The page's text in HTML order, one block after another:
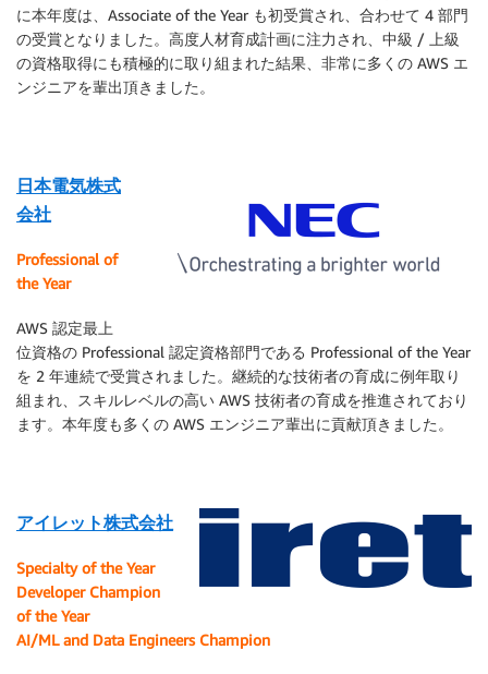
に本年度は、Associate of the Year も初受賞され、合わせて 4 部門
の受賞となりました。高度人材育成計画に注力され、中級 / 上級
の資格取得にも積極的に取り組まれた結果、非常に多くの AWS エ
ンジニアを輩出頂きました。
日本電気株式
会社
Professional of
the Year
AWS 認定最上
位資格の Professional 認定資格部門である Professional of the Year
を 2 年連続で受賞されました。継続的な技術者の育成に例年取り
組まれ、スキルレベルの高い AWS 技術者の育成を推進されており
ます。本年度も多くの AWS エンジニア輩出に貢献頂きました。
アイレット株式会社
Specialty of the Year
Developer Champion
of the Year
AI/ML and Data Engineers Champion